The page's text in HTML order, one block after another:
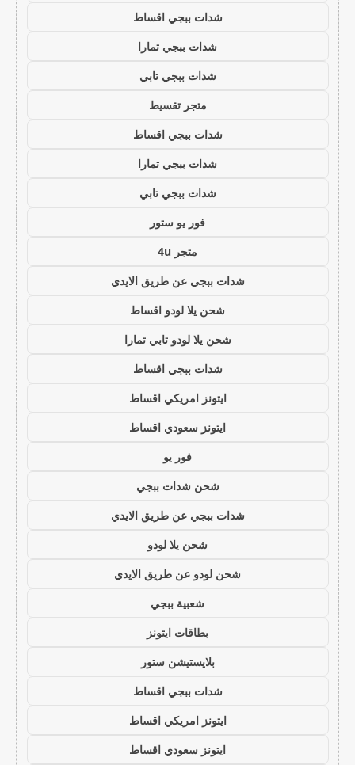
شدات ببجي اقساط
شدات ببجي تمارا
شدات ببجي تابي
متجر تقسيط
شدات ببجي اقساط
شدات ببجي تمارا
شدات ببجي تابي
فور يو ستور
متجر 4u
شدات ببجي عن طريق الايدي
شحن يلا لودو اقساط
شحن يلا لودو تابي تمارا
شدات ببجي اقساط
ايتونز امريكي اقساط
ايتونز سعودي اقساط
فور يو
شحن شدات ببجي
شدات ببجي عن طريق الايدي
شحن يلا لودو
شحن لودو عن طريق الايدي
شعبية ببجي
بطاقات ايتونز
بلايستيشن ستور
شدات ببجي اقساط
ايتونز امريكي اقساط
ايتونز سعودي اقساط